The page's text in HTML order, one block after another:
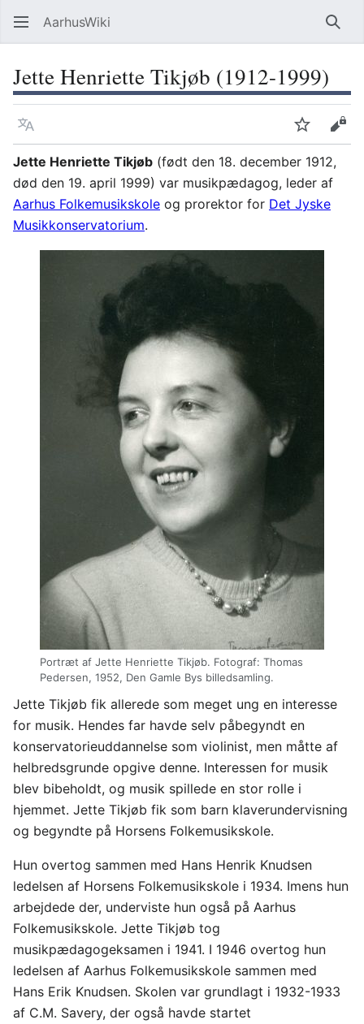
AarhusWiki Søg
Jette Henriette Tikjøb (1912-1999)
Sprog OvervågVis
Jette Henriette Tikjøb (født den 18. december 1912,
død den 19. april 1999) var musikpædagog, leder af
Aarhus Folkemusikskole og prorektor for Det Jyske
Musikkonservatorium.
Portræt af Jette Henriette Tikjøb. Fotograf: Thomas
Pedersen, 1952, Den Gamle Bys billedsamling.
Jette Tikjøb fik allerede som meget ung en interesse
for musik. Hendes far havde selv påbegyndt en
konservatorieuddannelse som violinist, men måtte af
helbredsgrunde opgive denne. Interessen for musik
blev bibeholdt, og musik spillede en stor rolle i
hjemmet. Jette Tikjøb fik som barn klaverundervisning
og begyndte på Horsens Folkemusikskole.
Hun overtog sammen med Hans Henrik Knudsen
ledelsen af Horsens Folkemusikskole i 1934. Imens hun
arbejdede der, underviste hun også på Aarhus
Folkemusikskole. Jette Tikjøb tog
musikpædagogeksamen i 1941. I 1946 overtog hun
ledelsen af Aarhus Folkemusikskole sammen med
Hans Erik Knudsen. Skolen var grundlagt i 1932-1933
af C.M. Savery, der også havde startet